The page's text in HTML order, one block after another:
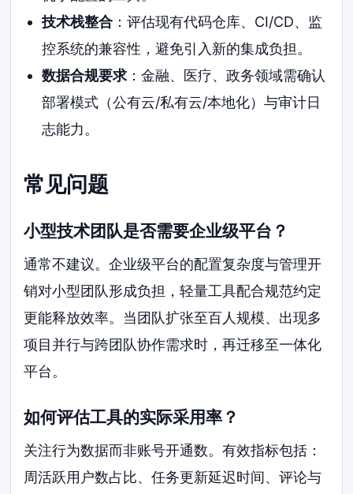
技术栈整合：评估现有代码仓库、CI/CD、监
控系统的兼容性，避免引入新的集成负担。
数据合规要求：金融、医疗、政务领域需确认
部署模式（公有云/私有云/本地化）与审计日
志能力。
常见问题
小型技术团队是否需要企业级平台？
通常不建议。企业级平台的配置复杂度与管理开
销对小型团队形成负担，轻量工具配合规范约定
更能释放效率。当团队扩张至百人规模、出现多
项目并行与跨团队协作需求时，再迁移至一体化
平台。
如何评估工具的实际采用率？
关注行为数据而非账号开通数。有效指标包括：
周活跃用户数占比、任务更新延迟时间、评论与